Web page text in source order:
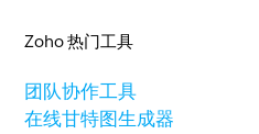
Zoho 热门工具
团队协作工具
在线甘特图生成器